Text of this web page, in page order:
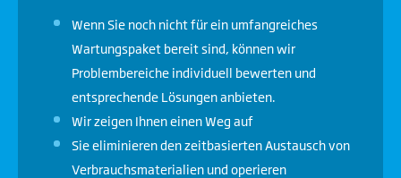
Wenn Sie noch nicht für ein umfangreiches
Wartungspaket bereit sind, können wir
Problembereiche individuell bewerten und
entsprechende Lösungen anbieten.
Wir zeigen Ihnen einen Weg auf
Sie eliminieren den zeitbasierten Austausch von
Verbrauchsmaterialien und operieren